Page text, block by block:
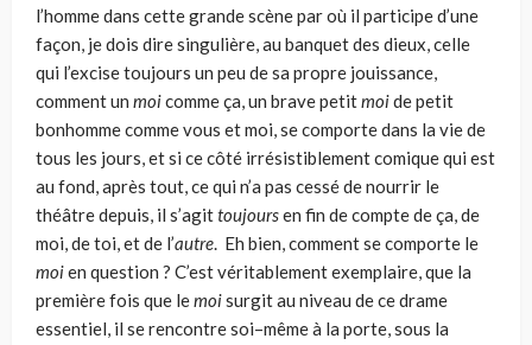
l’homme dans cette grande scène par où il participe d’une
façon, je dois dire singulière, au banquet des dieux, celle
qui l’excise toujours un peu de sa propre jouissance,
comment un moicomme ça, un brave petitmoide petit
bonhomme comme vous et moi, se comporte dans la vie de
tous les jours, et si ce côté irrésistiblement comique qui est
au fond, après tout, ce qui n’a pas cessé de nourrir le
théâtre depuis, il s’agittoujoursen fin de compte de ça, de
moi, de toi, et de l’autre. Eh bien, comment se comporte le
moien question ? C’est véritablement exemplaire, que la
première fois que lemoisurgit au niveau de ce drame
essentiel, il se rencontre soi–même à la porte, sous la